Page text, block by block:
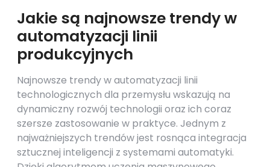
Jakie są najnowsze trendy w
automatyzacji linii
produkcyjnych
Najnowsze trendy w automatyzacji linii
technologicznych dla przemysłu wskazują na
dynamiczny rozwój technologii oraz ich coraz
szersze zastosowanie w praktyce. Jednym z
najważniejszych trendów jest rosnąca integracja
sztucznej inteligencji z systemami automatyki.